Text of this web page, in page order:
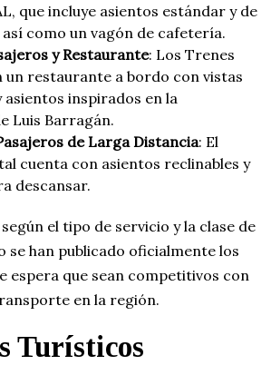
que incluye asientos estándar y de
como un vagón de cafetería.
y Restaurante: Los Trenes
un restaurante a bordo con vistas
asientos inspirados en la
Luis Barragán.
de Larga Distancia: El
cuenta con asientos reclinables y
descansar.
el tipo de servicio y la clase de
se han publicado oficialmente los
espera que sean competitivos con
en la región.
Turísticos